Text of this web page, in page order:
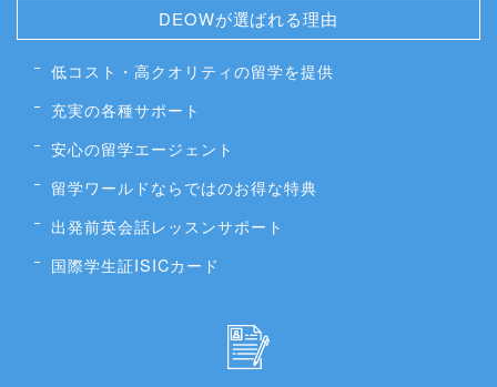
DEOWが選ばれる理由
低コスト・高クオリティの留学を提供
充実の各種サポート
安心の留学エージェント
留学ワールドならではのお得な特典
出発前英会話レッスンサポート
国際学生証ISICカード